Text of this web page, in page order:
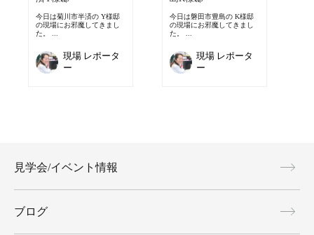
今日は菊川市半済の Y様邸
の現場にお邪魔してきまし
た。 ...
現場 レポータ
ー
今日は磐田市豊島の K様邸
の現場にお邪魔してきまし
た。 ...
現場 レポータ
ー
見学会/イベント情報
ブログ